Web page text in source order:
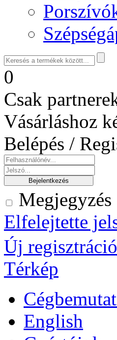
0
Csak
Vásárláshoz
Belépés /
Megjegyzés
Elfelejtette
Új regisztráció
Térkép
English